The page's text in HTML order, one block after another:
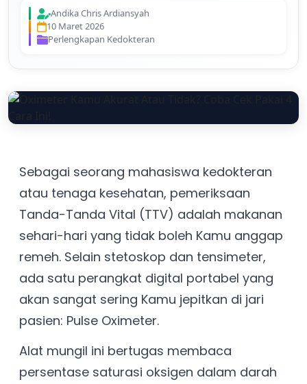
Andika Chris Ardiansyah
10 Maret 2026
Perlengkapan Kedokteran
Sebagai seorang mahasiswa kedokteran
atau tenaga kesehatan, pemeriksaan
Tanda-Tanda Vital (TTV) adalah makanan
sehari-hari yang tidak boleh Kamu anggap
remeh. Selain stetoskop dan tensimeter,
ada satu perangkat digital portabel yang
akan sangat sering Kamu jepitkan di jari
pasien: Pulse Oximeter.
Alat mungil ini bertugas membaca
persentase saturasi oksigen dalam darah